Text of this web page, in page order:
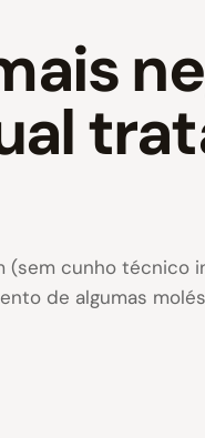
(sem cunho técnico
de algumas